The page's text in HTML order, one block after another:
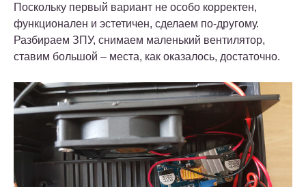
Поскольку первый вариант не особо корректен,
функционален и эстетичен, сделаем по-другому.
Разбираем ЗПУ, снимаем маленький вентилятор,
ставим большой – места, как оказалось, достаточно.